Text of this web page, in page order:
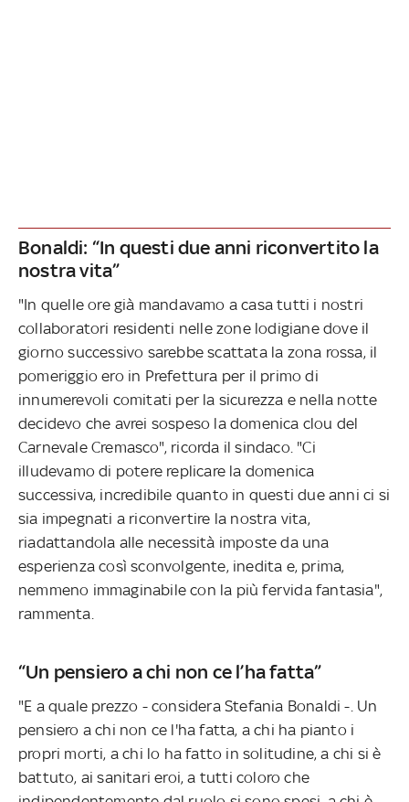
Bonaldi: “In questi due anni riconvertito la
nostra vita”
"In quelle ore già mandavamo a casa tutti i nostri
collaboratori residenti nelle zone lodigiane dove il
giorno successivo sarebbe scattata la zona rossa, il
pomeriggio ero in Prefettura per il primo di
innumerevoli comitati per la sicurezza e nella notte
decidevo che avrei sospeso la domenica clou del
Carnevale Cremasco", ricorda il sindaco. "Ci
illudevamo di potere replicare la domenica
successiva, incredibile quanto in questi due anni ci si
sia impegnati a riconvertire la nostra vita,
riadattandola alle necessità imposte da una
esperienza così sconvolgente, inedita e, prima,
nemmeno immaginabile con la più fervida fantasia",
rammenta.
“Un pensiero a chi non ce l’ha fatta”
"E a quale prezzo - considera Stefania Bonaldi -. Un
pensiero a chi non ce l'ha fatta, a chi ha pianto i
propri morti, a chi lo ha fatto in solitudine, a chi si è
battuto, ai sanitari eroi, a tutti coloro che